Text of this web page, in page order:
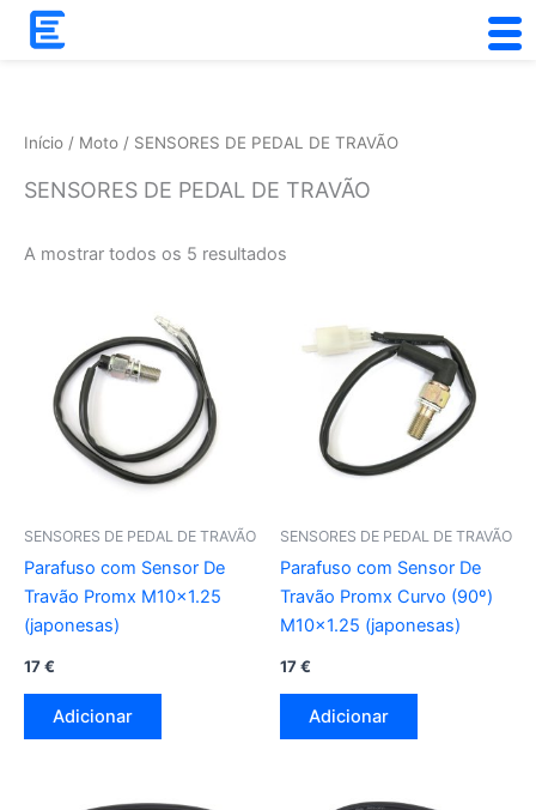
Skip
Início / Moto / SENSORES DE PEDAL DE TRAVÃO
SENSORES DE PEDAL DE TRAVÃO
A mostrar todos os 5 resultados
SENSORES DE PEDAL DE TRAVÃO
Parafuso com Sensor De
Travão Promx M10x1.25
(japonesas)
17€
Adicionar
SENSORES DE PEDAL DE TRAVÃO
Parafuso com Sensor De
Travão Promx Curvo (90º)
M10x1.25 (japonesas)
17€
Adicionar